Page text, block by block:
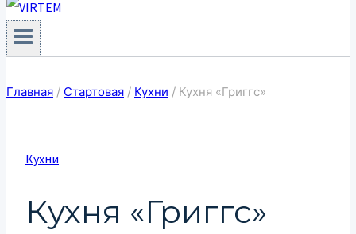
Главная / Стартовая / Кухни / Кухня «Григгс»
Кухни
Кухня «Григгс»